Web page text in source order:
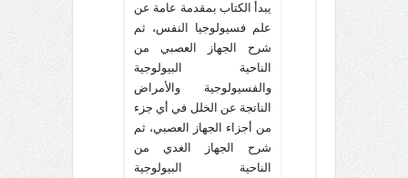
يبدأ الكتاب بمقدمة عامة عن
علم فسيولوجيا النفس، ثم
شرح الجهاز العصبي من
الناحية البيولوجية
والفسيولوجية والأمراض
الناتجة عن الخلل في أي جزء
من أجزاء الجهاز العصبي، ثم
شرح الجهاز الغدي من
الناحية البيولوجية